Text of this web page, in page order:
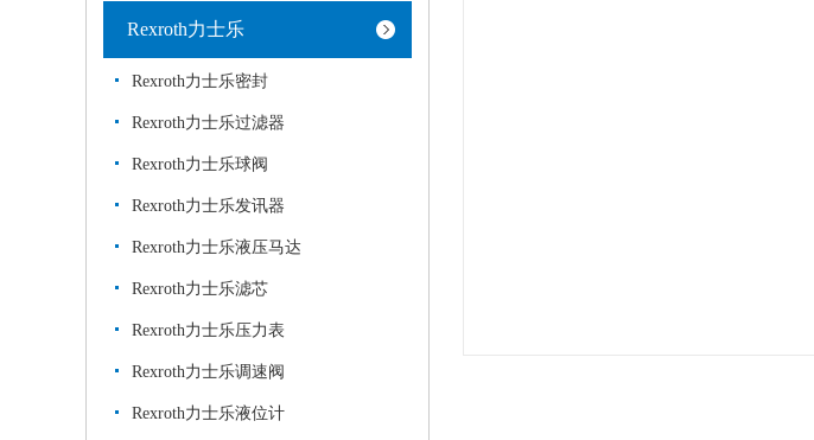
Rexroth力士乐
Rexroth力士乐密封
Rexroth力士乐过滤器
Rexroth力士乐球阀
Rexroth力士乐发讯器
Rexroth力士乐液压马达
Rexroth力士乐滤芯
Rexroth力士乐压力表
Rexroth力士乐调速阀
Rexroth力士乐液位计